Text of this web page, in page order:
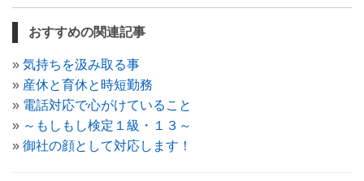
おすすめの関連記事
» 気持ちを汲み取る事
» 産休と育休と時短勤務
» 電話対応で心がけていること
» ～もしもし検定１級・１３～
» 御社の顔として対応します！